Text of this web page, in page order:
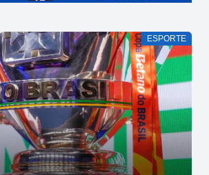
ESPORTE